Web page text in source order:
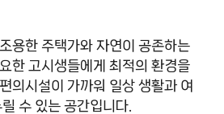
용한 주택가와 자연이 공존하는
한 고시생들에게 최적의 환경을
의시설이 가까워 일상 생활과 여
수 있는 공간입니다.